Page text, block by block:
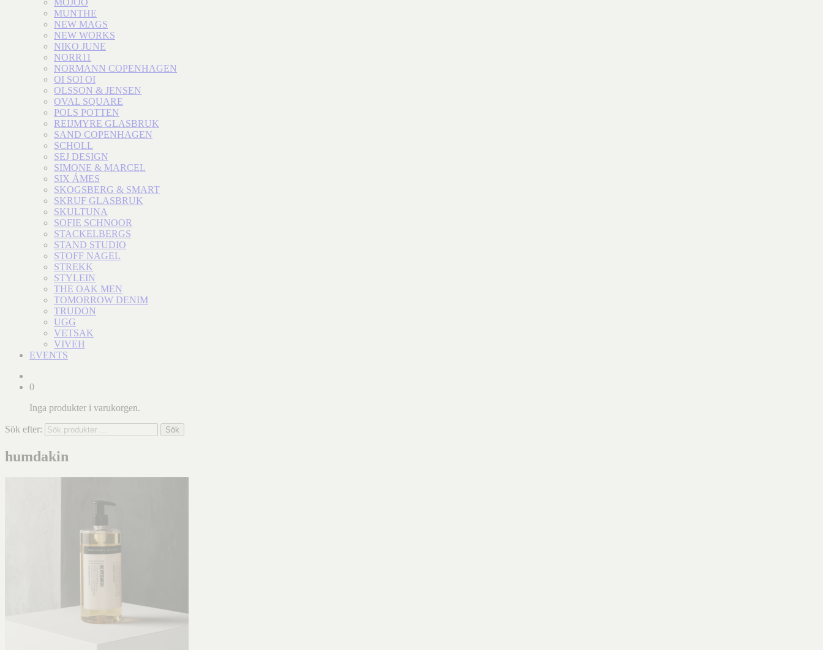
MOJOO
MUNTHE
NEW MAGS
NEW WORKS
NIKO JUNE
NORR11
NORMANN COPENHAGEN
OI SOI OI
OLSSON & JENSEN
OVAL SQUARE
POLS POTTEN
REIJMYRE GLASBRUK
SAND COPENHAGEN
SCHOLL
SEJ DESIGN
SIMONE & MARCEL
SIX ÁMES
SKOGSBERG & SMART
SKRUF GLASBRUK
SKULTUNA
SOFIE SCHNOOR
STACKELBERGS
STAND STUDIO
STOFF NAGEL
STREKK
STYLEIN
THE OAK MEN
TOMORROW DENIM
TRUDON
UGG
VETSAK
VIVEH
EVENTS
0
Inga produkter i varukorgen.
Sök efter: Sök
humdakin